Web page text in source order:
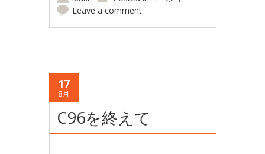
Leave a comment
17
8月
C96を終えて